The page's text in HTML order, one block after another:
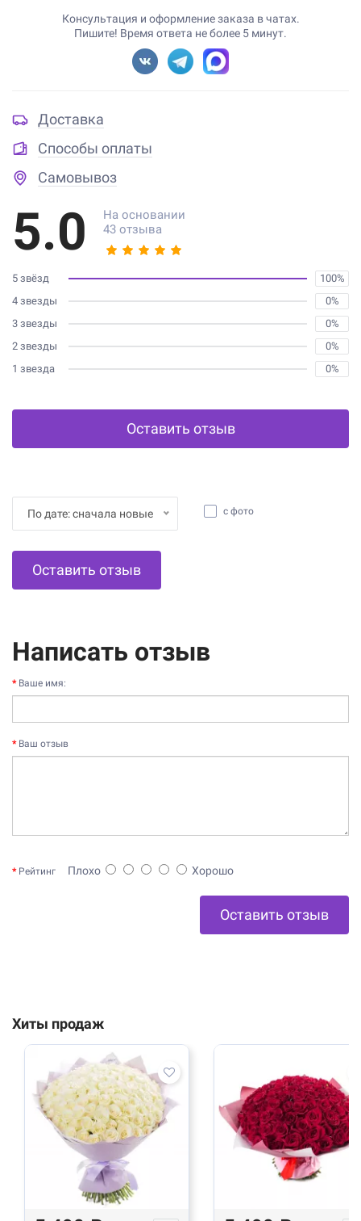
Консультация и оформление заказа в чатах.
Пишите! Время ответа не более 5 минут.
Доставка
Способы оплаты
Самовывоз
5.0
На основании
43 отзыва
5 звёзд
100%
4 звезды
0%
3 звезды
0%
2 звезды
0%
1 звезда
0%
Оставить отзыв
По дате: сначала новые с фото
Оставить отзыв
Написать отзыв
Ваше имя:
Ваш отзыв
Рейтинг Плохо Хорошо
Оставить отзыв
Хиты продаж